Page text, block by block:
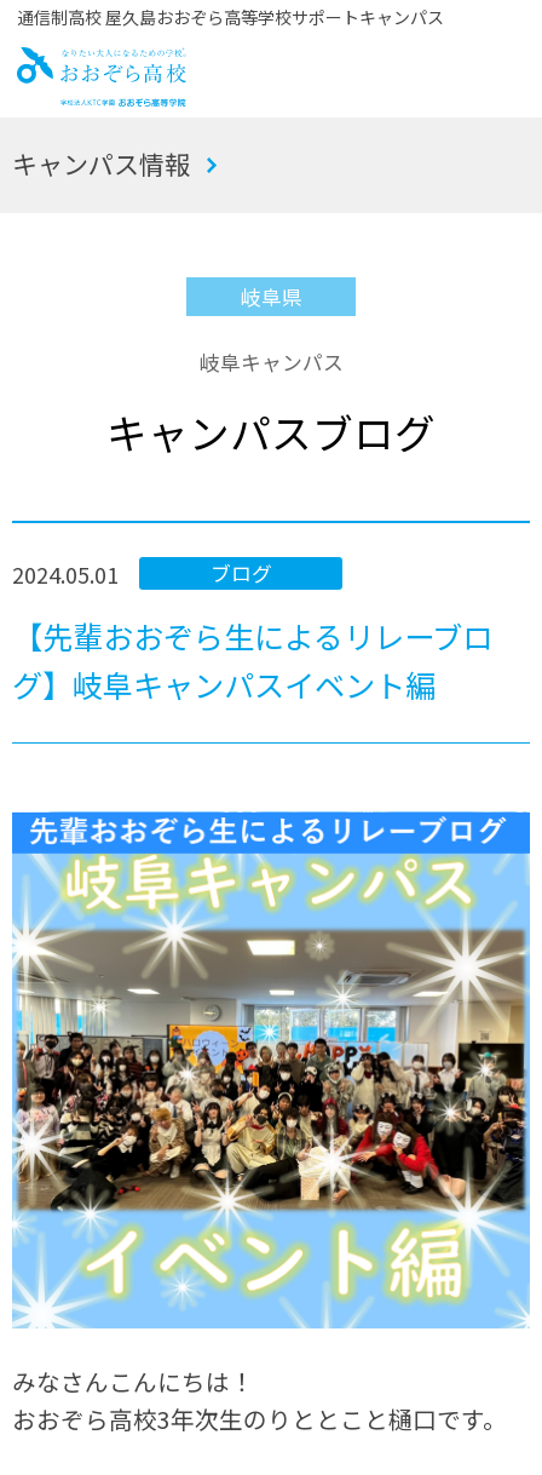
通信制高校 屋久島おおぞら高等学校サポートキャンパス
お
キャンパス情報
岐阜県
岐阜キャンパス
キャンパスブログ
ブログ
2024.05.01
【先輩おおぞら生によるリレーブロ
グ】岐阜キャンパスイベント編
みなさんこんにちは！
おおぞら高校3年次生のりととこと樋口です。